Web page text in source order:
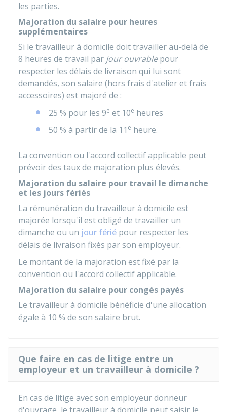
les parties.
Majoration du salaire pour heures
supplémentaires
Si le travailleur à domicile doit travailler au-delà de
8 heures de travail par jour ouvrablepour
respecter les délais de livraison qui lui sont
demandés, son salaire (hors frais d'atelier et frais
accessoires) est majoré de :
25 % pour les 9e et 10e heures
50 % à partir de la 11 e heure.
La convention ou l'accord collectif applicable peut
prévoir des taux de majoration plus élevés.
Majoration du salaire pour travail le dimanche
et les jours fériés
La rémunération du travailleur à domicile est
majorée lorsqu'il est obligé de travailler un
dimanche ou un jour férié pour respecter les
délais de livraison fixés par son employeur.
Le montant de la majoration est fixé par la
convention ou l'accord collectif applicable.
Majoration du salaire pour congés payés
Le travailleur à domicile bénéficie d'une allocation
égale à 10 % de son salaire brut.
Que faire en cas de litige entre un
employeur et un travailleur à domicile ?
En cas de litige avec son employeur donneur